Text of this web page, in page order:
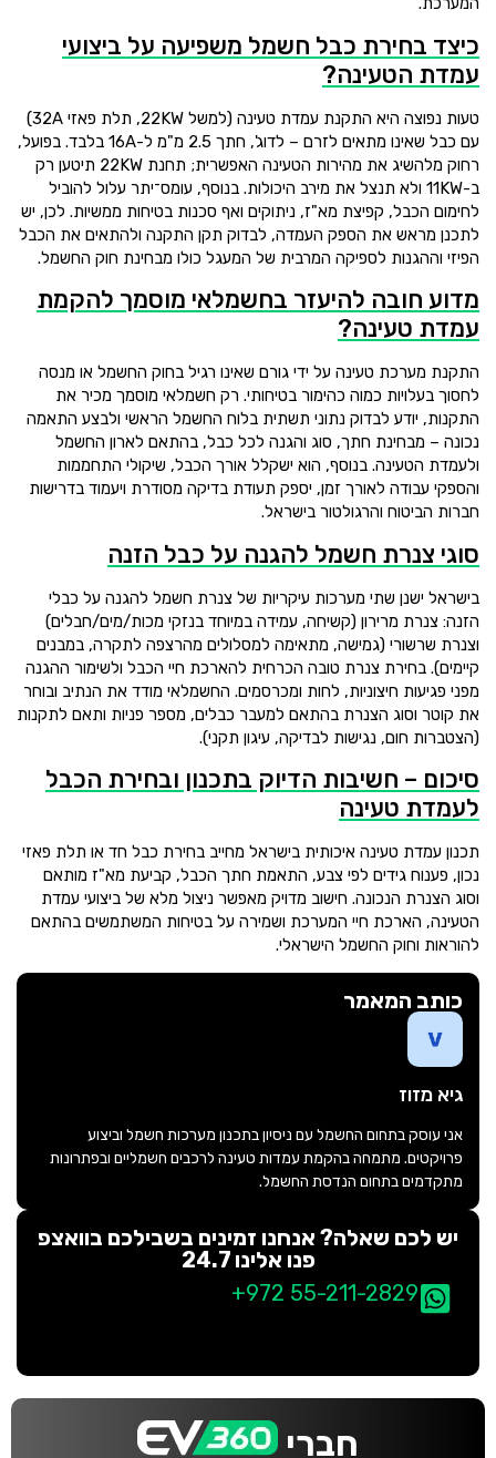
כיצד בחירת כבל חשמל משפיעה על ביצועי
עמדת הטעינה?
טעות נפוצה היא התקנת עמדת טעינה (למשל 22KW, תלת פאזי 32A)
עם כבל שאינו מתאים לזרם – לדוג', חתך 2.5 מ"מ ל-16A בלבד. בפועל,
רחוק מלהשיג את מהירות הטעינה האפשרית; תחנת 22KW תיטען רק
ב-11KW ולא תנצל את מירב היכולות. בנוסף, עומס־יתר עלול להוביל
לחימום הכבל, קפיצת מא"ז, ניתוקים ואף סכנות בטיחות ממשיות. לכן, יש
לתכנן מראש את הספק העמדה, לבדוק תקן התקנה ולהתאים את הכבל
הפיזי וההגנות לספיקה המרבית של המעגל כולו מבחינת חוק החשמל.
מדוע חובה להיעזר בחשמלאי מוסמך להקמת
עמדת טעינה?
התקנת מערכת טעינה על ידי גורם שאינו רגיל בחוק החשמל או מנסה
לחסוך בעלויות כמוה כהימור בטיחותי. רק חשמלאי מוסמך מכיר את
התקנות, יודע לבדוק נתוני תשתית בלוח החשמל הראשי ולבצע התאמה
נכונה – מבחינת חתך, סוג והגנה לכל כבל, בהתאם לארון החשמל
ולעמדת הטעינה. בנוסף, הוא ישקלל אורך הכבל, שיקולי התחממות
והספקי עבודה לאורך זמן, יספק תעודת בדיקה מסודרת ויעמוד בדרישות
חברות הביטוח והרגולטור בישראל.
סוגי צנרת חשמל להגנה על כבל הזנה
בישראל ישנן שתי מערכות עיקריות של צנרת חשמל להגנה על כבלי
הזנה: צנרת מרירון (קשיחה, עמידה במיוחד בנזקי מכות/מים/חבלים)
וצנרת שרשורי (גמישה, מתאימה למסלולים מהרצפה לתקרה, במבנים
קיימים). בחירת צנרת טובה הכרחית להארכת חיי הכבל ולשימור ההגנה
מפני פגיעות חיצוניות, לחות ומכרסמים. החשמלאי מודד את הנתיב ובוחר
את קוטר וסוג הצנרת בהתאם למעבר כבלים, מספר פניות ותאם לתקנות
(הצטברות חום, נגישות לבדיקה, עיגון תקני).
סיכום – חשיבות הדיוק בתכנון ובחירת הכבל
לעמדת טעינה
תכנון עמדת טעינה איכותית בישראל מחייב בחירת כבל חד או תלת פאזי
נכון, פענוח גידים לפי צבע, התאמת חתך הכבל, קביעת מא"ז מותאם
וסוג הצנרת הנכונה. חישוב מדויק מאפשר ניצול מלא של ביצועי עמדת
הטעינה, הארכת חיי המערכת ושמירה על בטיחות המשתמשים בהתאם
להוראות וחוק החשמל הישראלי.
כותב המאמר
גיא מזוז
אני עוסק בתחום החשמל עם ניסיון בתכנון מערכות חשמל וביצוע
פרויקטים. מתמחה בהקמת עמדות טעינה לרכבים חשמליים ובפתרונות
מתקדמים בתחום הנדסת החשמל.
יש לכם שאלה? אנחנו זמינים בשבילכם בוואצפ
פנו אלינו 24.7
+972 55-211-2829
חברי